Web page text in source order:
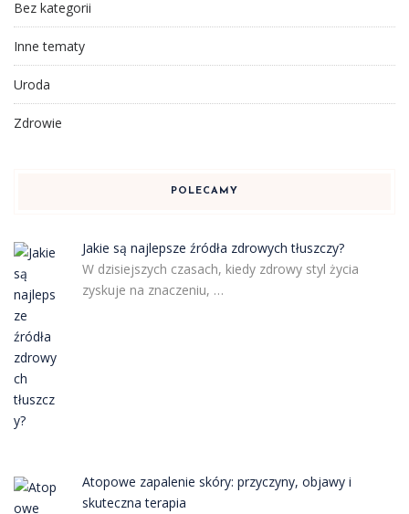
Bez kategorii
Inne tematy
Uroda
Zdrowie
POLECAMY
Jakie są najlepsze źródła zdrowych tłuszczy?
W dzisiejszych czasach, kiedy zdrowy styl życia
zyskuje na znaczeniu, …
Atopowe zapalenie skóry: przyczyny, objawy i
skuteczna terapia